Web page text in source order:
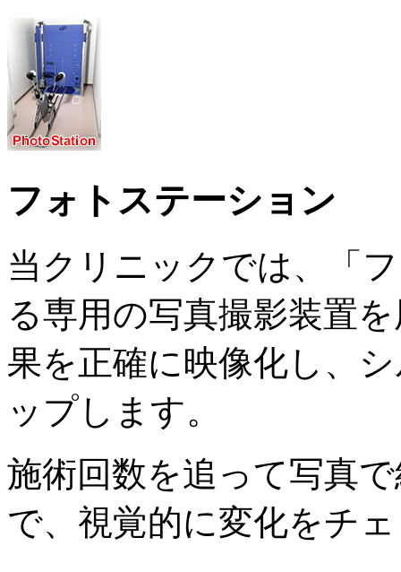
フォトステーション
当クリニックでは、「
る専用の写真撮影装置
果を正確に映像化し、
ップします。
施術回数を追って写真
で、視覚的に変化をチ